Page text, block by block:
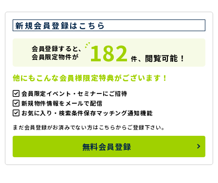
新規会員登録はこちら
会員登録すると、
会員限定物件が
182 件、 閲覧可能！
他にもこんな会員様限定特典がございます！
会員限定イベント・セミナーにご招待
新規物件情報をメールで配信
お気に入り・検索条件保存マッチング通知機能
まだ会員登録がお済みでない方はこちらからご登録下さい。
無料会員登録